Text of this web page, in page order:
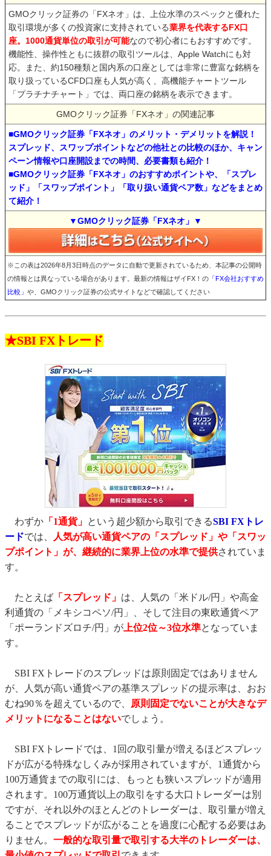
GMOクリック証券の「FXネオ」は、上位水準のスペックと優れた
取引環境が多くの投資家に支持されている業界を代表するFX口
座。1000通貨単位の取引が可能なので初心者にもおすすめです。
機能性、操作性ともに抜群の取引ツールは、Apple Watchにも対
応。また、約150種類と国内系の口座としては非常に豊富な銘柄を
取り扱っているCFD口座も人気が高く、高機能チャートツール
「プラチナチャート」では、両口座の銘柄を表示できます。
GMOクリック証券「FXネオ」の関連記事
■GMOクリック証券「FXネオ」のメリット・デメリットを解説！
スプレッド、スワップポイントなどの他社との比較のほか、キャン
ペーン情報や口座開設までの時間、必要書類も紹介！
■GMOクリック証券「FXネオ」のおすすめポイントや、「スプレ
ッド」「スワップポイント」「取り扱い通貨ペア数」などをまとめ
て紹介！
▼GMOクリック証券「FXネオ」▼
※この表は2026年8月3日時点のデータに自動で更新されているため、本記事の公開時
の情報とは異なっている場合があります。最新の情報はザイFX！の 「FX会社おすすめ
比較」 や、GMOクリック証券の公式サイトなどで確認してください
★SBI FXトレード
わずか 「1通貨」 という超少額から取引できるSBI FXトレ
ードでは、
人気が高い通貨ペアの「スプレッド」や「スワッ
プポイント」が、継続的に業界上位の水準で提供されていま
す。
たとえば 「スプレッド」 は、人気の「米ドル/円」や高金
利通貨の「メキシコペソ/円」、そして注目の東欧通貨ペア
「ポーランドズロチ/円」が 上位2位～3位水準となっていま
す。
SBI FXトレードのスプレッドは原則固定ではありません
が、人気が高い通貨ペアの基準スプレッドの提示率は、おお
むね90％を超えているので、
原則固定でないことが大きなデ
メリットになることはないでしょう。
SBI FXトレードでは、1回の取引量が増えるほどスプレッ
ドが広がる特殊なしくみが採用されていますが、1通貨から
100万通貨までの取引には、もっとも狭いスプレッドが適用
されます。100万通貨以上の取引をする大口トレーダーは別
ですが、それ以外のほとんどのトレーダーは、取引量が増え
ることでスプレッドが広がることを過度に心配する必要はあ
りません。 一般的な取引量で取引する大半のトレーダーは、